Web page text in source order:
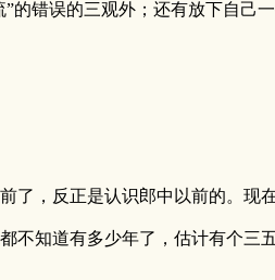
的错误的三观外；还有放下自己
了，反正是认识郎中以前的。现
不知道有多少年了，估计有个三